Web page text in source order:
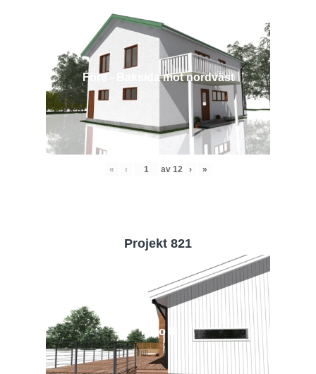
Före - Baksida mot nordväst
« ‹ av 12 › »
Projekt 821
Foto 8